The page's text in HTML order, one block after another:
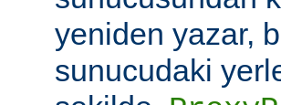
yeniden yazar,
sunucudaki